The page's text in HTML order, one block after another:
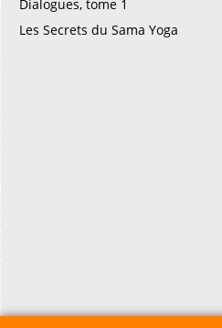
Dialogues, tome 1
Les Secrets du Sama Yoga